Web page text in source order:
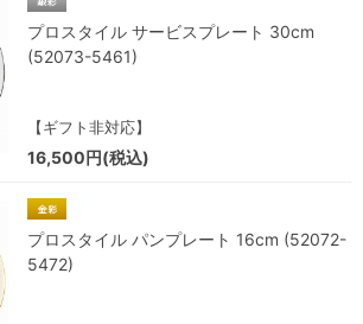
プロスタイル サービスプレート 30cm
(52073-5461)
【ギフト非対応】
16,500円(税込)
プロスタイル パンプレート 16cm (52072-
5472)